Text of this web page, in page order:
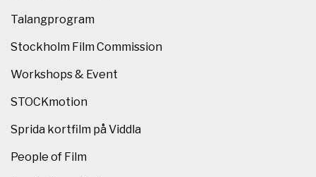
Talangprogram
Stockholm Film Commission
Workshops & Event
STOCKmotion
Sprida kortfilm på Viddla
People of Film